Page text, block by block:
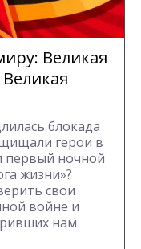
Великая
блокада
герои в
первый ночной
жизни»?
свои
войне и
нам